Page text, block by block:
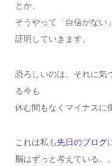
とか、
そうやって「自信がない
証明していきます。
恐ろしいのは、それに気
る今も
休む間もなくマイナスに
これは私も先日のブログ
脳はずっと考えている。